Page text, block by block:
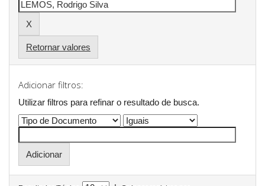
Retornar valores
Adicionar filtros:
Utilizar filtros para refinar o resultado de busca.